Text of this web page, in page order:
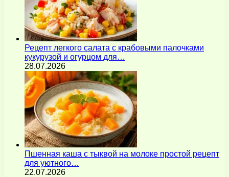
Рецепт легкого салата с крабовыми палочками
кукурузой и огурцом для…
28.07.2026
Пшенная каша с тыквой на молоке простой рецепт
для уютного…
22.07.2026